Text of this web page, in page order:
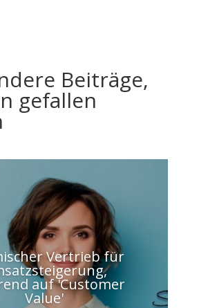
Beiträge,
gefallen
Vertrieb für
auf 'Customer
Value'